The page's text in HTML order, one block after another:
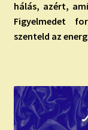
hálás, azért,
Figyelmedet
szenteld az